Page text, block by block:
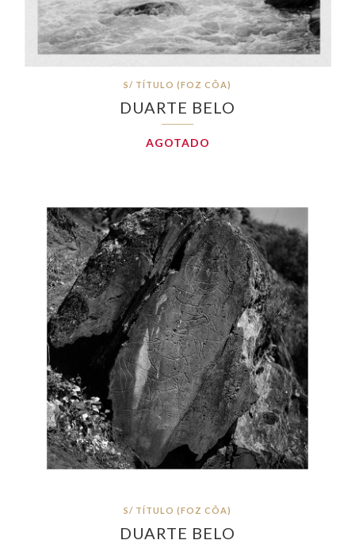
S/ TÍTULO (FOZ CÔA)
DUARTE BELO
AGOTADO
S/ TÍTULO (FOZ CÔA)
DUARTE BELO